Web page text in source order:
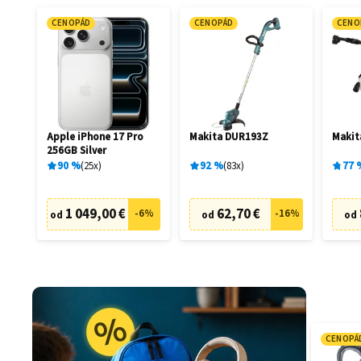
CENOPÁD
Apple iPhone 17 Pro
256GB Silver
90 % 25x
od 1 049,00 € -6%
CENOPÁD
Makita DUR193Z
92% 83x
od 62,70 € -16%
77
od